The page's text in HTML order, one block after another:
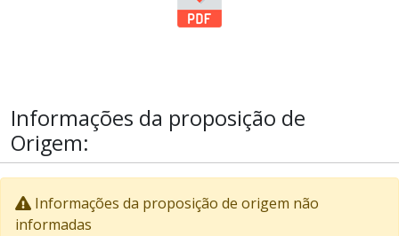
Informações da proposição de
Origem:
Informações da proposição de origem não
informadas